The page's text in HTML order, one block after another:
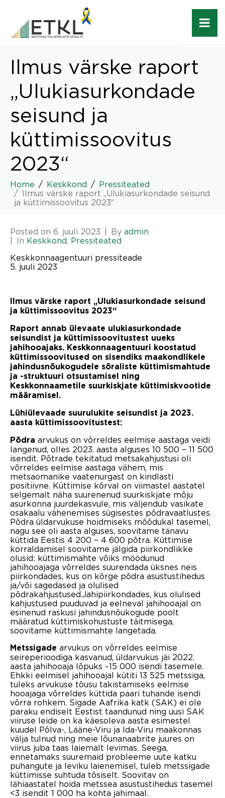
Ilmus värske raport
„Ulukiasurkondade
seisund ja
küttimissoovitus
2023“
Home Keskkond
Pressiteated
Ilmus värske raport „Ulukiasurkondade seisund
ja küttimissoovitus 2023“
Posted on 6. juuli 2023 By admin
In Keskkond, Pressiteated
Keskkonnaagentuuri pressiteade
5. juuli 2023
Ilmus värske raport „Ulukiasurkondade seisund
ja küttimissoovitus 2023“
Raport annab ülevaate ulukiasurkondade
seisundist ja küttimissoovitustest uueks
jahihooajaks. Keskkonnaagentuuri koostatud
küttimissoovitused on sisendiks maakondlikele
jahindusnõukogudele sõraliste küttimismahtude
ja -struktuuri otsustamisel ning
Keskkonnaametile suurkiskjate küttimiskvootide
määramisel.
Lühiülevaade suurulukite seisundist ja 2023.
aasta küttimissoovitustest:
Põdra arvukus on võrreldes eelmise aastaga veidi
langenud, olles 2023. aasta alguses 10 500 − 11 500
isendit. Põtrade tekitatud metsakahjustusi oli
võrreldes eelmise aastaga vähem, mis
metsaomanike vaatenurgast on kindlasti
positiivne. Küttimise kõrval on viimastel aastatel
selgemalt näha suurenenud suurkiskjate mõju
asurkonna juurdekasvule, mis väljendub vasikate
osakaalu vähenemises sügisestes põdravaatlustes.
Põdra üldarvukuse hoidmiseks mõõdukal tasemel,
nagu see oli aasta alguses, soovitame tänavu
küttida Eestis 4 200 − 4 600 põtra. Küttimise
korraldamisel soovitame jälgida piirkondlikke
olusid: küttimismahte võiks möödunud
jahihooajaga võrreldes suurendada üksnes neis
piirkondades, kus on kõrge põdra asustustihedus
ja/või sagedased ja olulised
põdrakahjustused.Jahipiirkondades, kus olulised
kahjustused puuduvad ja eelneval jahihooajal on
esinenud raskusi jahindusnõukogude poolt
määratud küttimiskohustuste täitmisega,
soovitame küttimismahte langetada.
Metssigade arvukus on võrreldes eelmise
seireperioodiga kasvanud, üldarvukus jäi 2022.
aasta jahihooaja lõpuks ~15 000 isendi tasemele.
Ehkki eelmisel jahihooajal kütiti 13 525 metssiga,
tuleks arvukuse tõusu takistamiseks eelmise
hooajaga võrreldes küttida paari tuhande isendi
võrra rohkem. Sigade Aafrika katk (SAK) ei ole
paraku endiselt Eestist taandunud ning uusi SAK
viiruse leide on ka käesoleva aasta esimestel
kuudel Põlva-, Lääne-Viru ja Ida-Viru maakonnas
välja tulnud ning meie lõunanaabrite juures on
viirus juba taas laiemalt levimas. Seega,
ennetamaks suuremaid probleeme uute katku
puhangute ja leviku laienemisel, tuleb metssigade
küttimisse suhtuda tõsiselt. Soovitav on
lähiaastatel hoida metssea asustustihedus tasemel
<3 isendit 1 000 ha kohta jahimaal.